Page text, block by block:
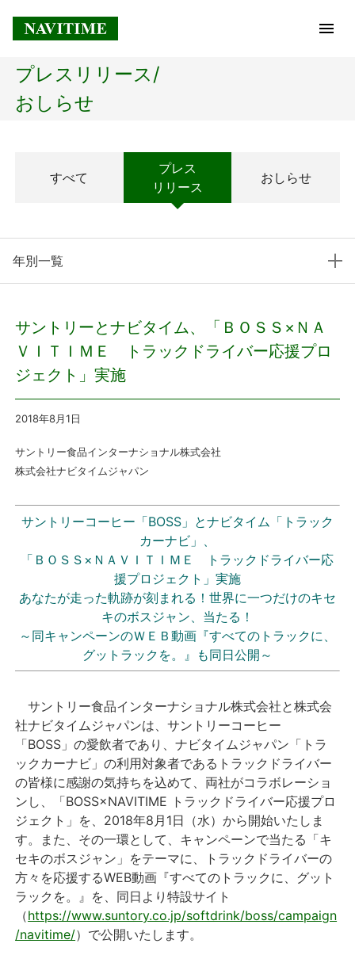
トップページ
経営理念
プレスリリース
サービス
個人向けサービス
法人向けサービス
採用情報
English
プレスリリース/
おしらせ
すべて
プレス
リリース
おしらせ
年別一覧
サントリーとナビタイム、「ＢＯＳＳ×ＮＡ
ＶＩＴＩＭＥ トラックドライバー応援プロ
ジェクト」実施
2018年8月1日
サントリー食品インターナショナル株式会社
株式会社ナビタイムジャパン
サントリーコーヒー「BOSS」とナビタイム「トラック
カーナビ」、
「ＢＯＳＳ×ＮＡＶＩＴＩＭＥ トラックドライバー応
援プロジェクト」実施
あなたが走った軌跡が刻まれる！ 世界に一つだけのキセ
キのボスジャン、当たる！
～同キャンペーンのＷＥＢ動画『すべてのトラックに、
グットラックを。』も同日公開～
サントリー食品インターナショナル株式会社と株式会
社ナビタイムジャパンは、サントリーコーヒー
「BOSS」の愛飲者であり、ナビタイムジャパン「トラ
ックカーナビ」の利用対象者であるトラックドライバー
の皆様に感謝の気持ちを込めて、両社がコラボレーショ
ンし、「BOSS×NAVITIME トラックドライバー応援プロ
ジェクト」を、2018年8月1日（水）から開始いたしま
す。また、その一環として、キャンペーンで当たる「キ
セキのボスジャン」をテーマに、トラックドライバーの
方々を応援するWEB動画『すべてのトラックに、グット
ラックを。』を、同日より特設サイト
（https://www.suntory.co.jp/softdrink/boss/campaign
/navitime/）で公開いたします。